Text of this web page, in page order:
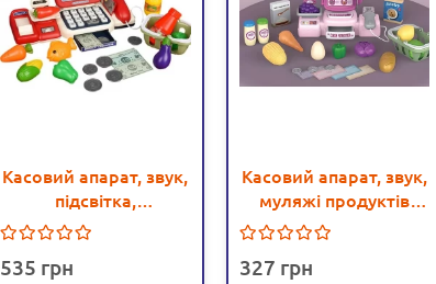
Касовий апарат, звук,
підсвітка,
калькулятор,
і ваги (689-37)
535
Касовий апарат, звук,
муляжі продуктів
(328-8)
327